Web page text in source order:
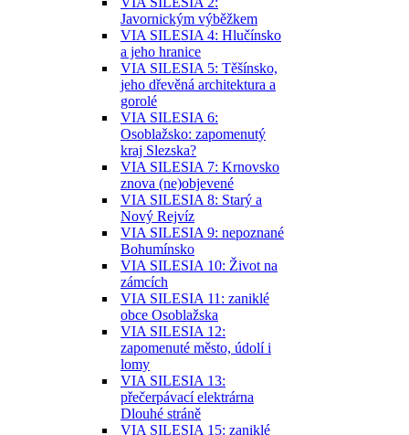
Javornickým výběžkem
VIA SILESIA 4: Hlučínsko
a jeho hranice
VIA SILESIA 5: Těšínsko,
jeho dřevěná architektura a
gorolé
VIA SILESIA 6:
Osoblažsko: zapomenutý
kraj Slezska?
VIA SILESIA 7: Krnovsko
znova (ne)objevené
VIA SILESIA 8: Starý a
Nový Rejvíz
VIA SILESIA 9: nepoznané
Bohumínsko
VIA SILESIA 10: Život na
zámcích
VIA SILESIA 11: zaniklé
obce Osoblažska
VIA SILESIA 12:
zapomenuté město, údolí i
lomy
VIA SILESIA 13:
přečerpávací elektrárna
Dlouhé stráně
VIA SILESIA 15: zaniklé